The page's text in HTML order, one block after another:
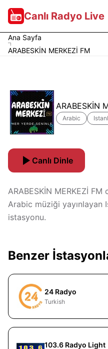
Canlı Radyo Live
Ana Sayfa
ARABESKİN MERKEZİ FM
ARABESKİN
Arabic
Canlı Dinle
ARABESKİN MERKEZİ FM
Arabic müziği yayınlayan
istasyonu.
Benzer
24 Radyo
Turkish
103.6 Radyo Light